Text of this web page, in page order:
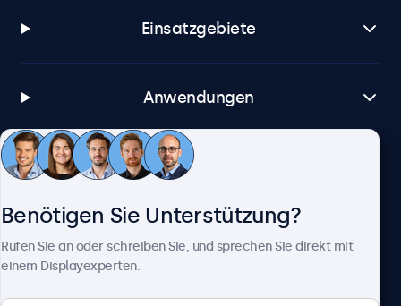
Einsatzgebiete
Anwendungen
Kundenservice
Benötigen Sie Unterstützung?
Rufen Sie an oder schreiben Sie, und sprechen Sie direkt mit
einem Displayexperten.